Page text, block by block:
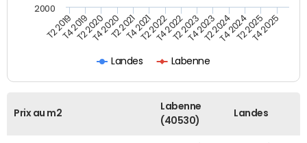
Landes Labenne
T2 2019T4 2019T2 2020T4 2020T2 2021T4 2021T2 2022T4 2022T2 2023T4 2023T2 2024T4 2024T2 2025T4 2025
2000
Prix au m2
Labenne
(40530)
Landes